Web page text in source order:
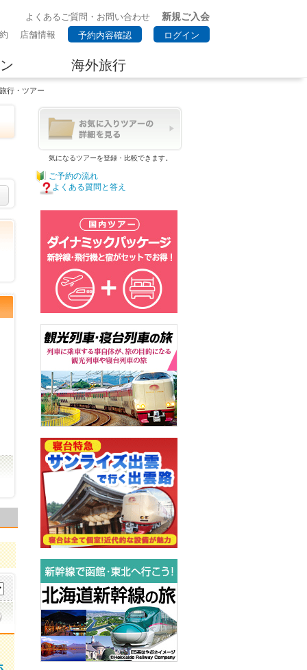
よくあるご質問・お問い合わせ 新規ご入会
店舗情報 予約内容確認 ログイン
海外旅行
行・ツアー
気になるツアーを登録・比較できます。
ご予約の流れ
よくある質問と答え